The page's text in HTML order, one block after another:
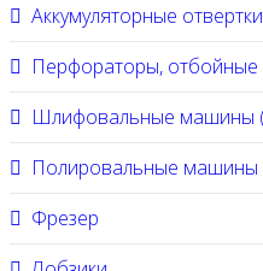
Аккумуляторные отвертки
Перфораторы, отбойные
Шлифовальные
Полировальные машины
Фрезер